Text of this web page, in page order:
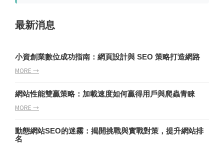
最新消息
小資創業數位成功指南：網頁設計與 SEO 策略打造網路
MORE →
網站性能雙贏策略：加載速度如何贏得用戶與爬蟲青睞
MORE →
動態網站SEO的迷霧：揭開挑戰與實戰對策，提升網站排
名